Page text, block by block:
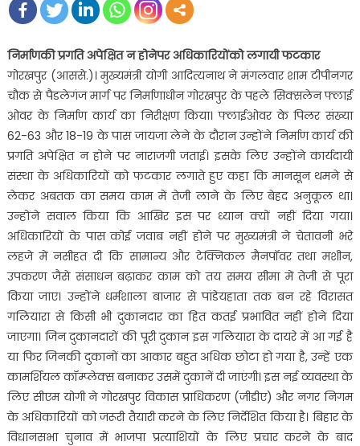
निर्माणकी प्रगति अपेक्षित न होनेपर अधिकारियोंको लगायी फटकार
गोरखपुर (आससे.)। मुख्यमंत्री योगी आदित्यनाथ ने मंगलवार शाम टीपीनगर
चौक से पैडलेगंज मार्ग पर निर्माणाधीन गोरखपुर के पहले सिक्सलेन फ्लाई
ओवर के निर्माण कार्य का निरीक्षण किया। फ्लाईओवर के पिलर संख्या
62-63 और 18-19 के पास जायजा लेने के दौरान उन्होंने निर्माण कार्य की
प्रगति अपेक्षित न होने पर नाराजगी जताई। इसके लिए उन्होंने कार्यदायी
संस्था के अधिकारियों को फटकार लगाते हुए कहा कि मानसून थमने से
लेकर अबतक का समय काम में तेजी लाने के लिए बेहद अनुकूल था।
उन्होंने सवाल किया कि आखिर इस पर ध्यान क्यों नहीं दिया गया।
अधिकारियों के पास कोई जवाब नहीं होने पर मुख्यमंत्री ने चेतावनी भरे
लहजे में नसीहत दी कि सामान्य और टेक्निकल मैनपॉवर तथा मशीन,
उपकरण जैसे संसाधन बढ़ाकर काम को तय समय सीमा में तेजी से पूरा
किया जाए। उन्होंने धर्मशाला बाजार से पांडेयहाता तक बन रहे विरासत
गलियारा से किसी भी दुकानदार का हित कतई प्रभावित नहीं होने दिया
जाएगा। जिन दुकानदारों की पूरी दुकान इस गलियारा के दायरे में आ गई है
या फिर जिनकी दुकानों का आकार बहुत अधिक छोटा हो गया है, उन्हें एक
कामर्शियल कॉम्प्लेक्स बनाकर उसमें दुकानें दी जाएंगी। इस नई व्यवस्था के
लिए सीएम योगी ने गोरखपुर विकास प्राधिकरण (जीडीए) और नगर निगम
के अधिकारियों को जरूरी तैयारी करने के लिए निर्देशित किया है। बिहार के
विधानसभा चुनाव में भाजपा प्रत्याशियों के लिए प्रचार करने के बाद